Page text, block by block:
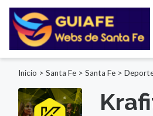
Inicio > Santa Fe > Santa Fe >